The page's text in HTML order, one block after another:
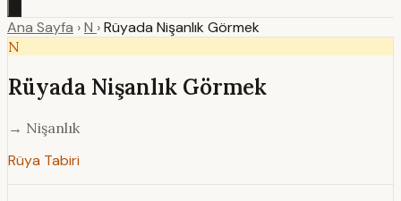
Ana Sayfa ›N ›Rüyada Nişanlık Görmek
N
Rüyada Nişanlık Görmek
→ Nişanlık
Rüya Tabiri